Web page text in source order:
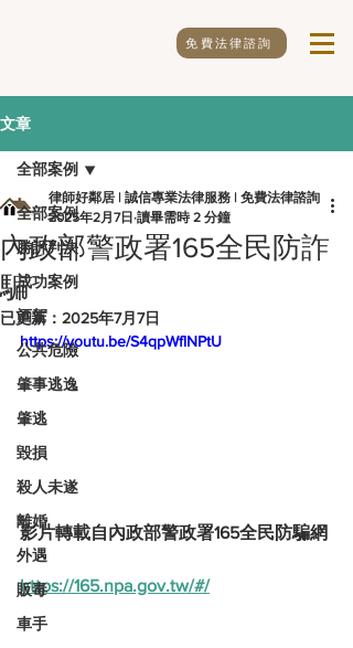
免費法律諮詢
文章
全部案例
勝訴判決
成功案例
酒駕
公共危險
肇事逃逸
肇逃
毀損
殺人未遂
離婚
外遇
販毒
車手
全部案例
內政部警政署165全民防詐
騙
律師好鄰居 | 誠信專業法律服務 | 免費法律諮詢
2025年2月7日 讀畢需時 2 分鐘
已更新： 2025年7月7日
https://youtu.be/S4qpWflNPtU
影片轉載自內政部警政署165全民防騙網
https://165.npa.gov.tw/#/